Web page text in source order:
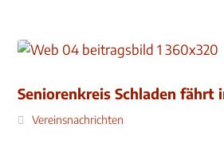
Seniorenkreis Schladen fährt
Vereinsnachrichten